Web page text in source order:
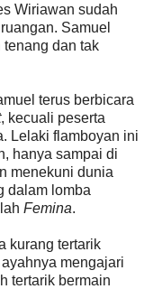
Wiriawan sudah
Samuel
dan tak
terus berbicara
, kecuali peserta
Lelaki flamboyan ini
hanya sampai di
menekuni dunia
dalam lomba
Femina.
kurang tertarik
mengajari
tertarik bermain